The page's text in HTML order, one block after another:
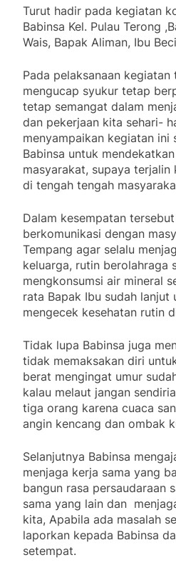
Turut hadir pada kegiatan
Babinsa Kel. Pulau Terong
Wais, Bapak Aliman, Ibu
Pada pelaksanaan
mengucap syukur tetap
tetap semangat dalam
dan pekerjaan kita sehari-
menyampaikan kegiatan ini
Babinsa untuk
masyarakat, supaya
di tengah tengah
Dalam kesempatan
berkomunikasi dengan
Tempang agar selalu
keluarga, rutin berolahraga
mengkonsumsi air mineral
rata Bapak Ibu sudah lanjut
mengecek kesehatan rutin
Tidak lupa Babinsa juga
tidak memaksakan diri
berat mengingat umur
kalau melaut jangan
tiga orang karena cuaca
angin kencang dan ombak
Selanjutnya Babinsa
menjaga kerja sama yang
bangun rasa persaudaraan
sama yang lain dan
kita, Apabila ada masalah
laporkan kepada Babinsa
setempat.